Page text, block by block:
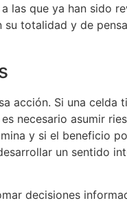
que ya han sido
totalidad y de
acción. Si una
necesario asumir
y si el beneficio
un sentido
decisiones